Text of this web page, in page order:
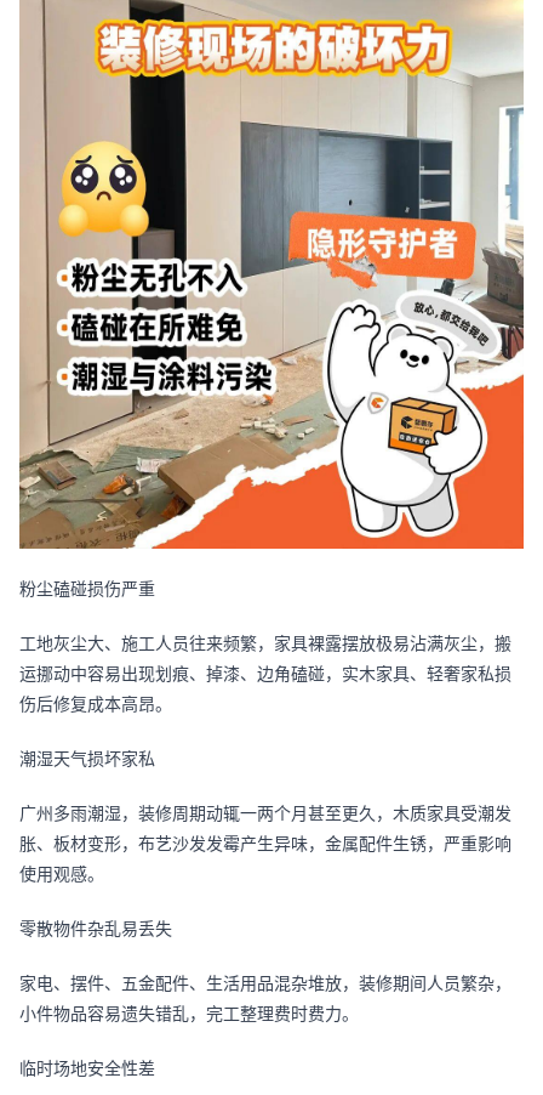
粉尘磕碰损伤严重
工地灰尘大、施工人员往来频繁，家具裸露摆放极易沾满灰尘，搬
运挪动中容易出现划痕、掉漆、边角磕碰，实木家具、轻奢家私损
伤后修复成本高昂。
潮湿天气损坏家私
广州多雨潮湿，装修周期动辄一两个月甚至更久，木质家具受潮发
胀、板材变形，布艺沙发发霉产生异味，金属配件生锈，严重影响
使用观感。
零散物件杂乱易丢失
家电、摆件、五金配件、生活用品混杂堆放，装修期间人员繁杂，
小件物品容易遗失错乱，完工整理费时费力。
临时场地安全性差